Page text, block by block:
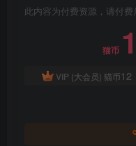
此内容为付费资源，请付费
猫币
VIP (大会员) 猫币12